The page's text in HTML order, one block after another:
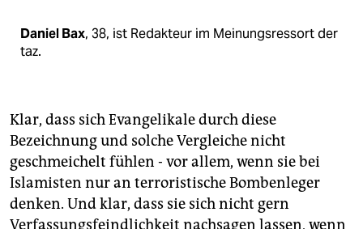
Daniel Bax, 38, ist Redakteur im Meinungsressort der
taz.
Klar, dass sich Evangelikale durch diese
Bezeichnung und solche Vergleiche nicht
geschmeichelt fühlen - vor allem, wenn sie bei
Islamisten nur an terroristische Bombenleger
denken. Und klar, dass sie sich nicht gern
Verfassungsfeindlichkeit nachsagen lassen, wenn